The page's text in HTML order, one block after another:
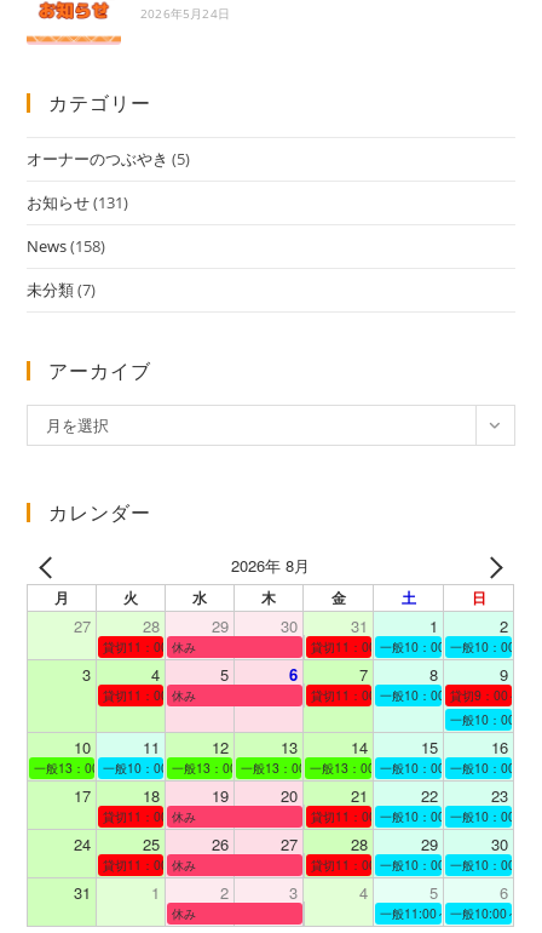
2026年5月24日
カテゴリー
オーナーのつぶやき (5)
お知らせ(131)
News(158)
未分類(7)
アーカイブ
ー
イ
月を選択
カレンダー
2026年 8月
月 火 水 木 金 土 日
27 28 29 30 31 1 2
貸切11：00～12：00
休み 貸切11：00～12：00一般10：00～19：00
一般10：00～
3 4 5 6 7 8 9
貸切11：00～12：00
休み 貸切11：00～12：00一般10：00～19：00
貸切9：00～10
一般10：00～
10 11 12 13 14 15 16
一般13：00～19：00一般10：00～19：00一般13：00～19：00一般13：00～19：00一般13：00～19：00一般10：00～19：00
一般10：00～
17 18 19 20 21 22 23
貸切11：00～12：00
休み 貸切11：00～13：00一般10：00～19：00
一般10：00～
24 25 26 27 28 29 30
貸切11：00～12：00
休み 貸切11：00～12：00一般10：00～19：00
一般10：00～
31 1 2 3 4 5 6
休み 一般11:00～19:00一般10:00～